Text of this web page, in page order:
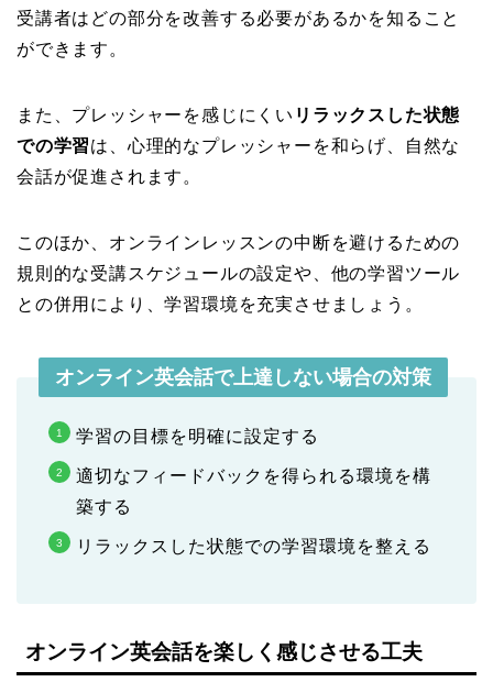
受講者はどの部分を改善する必要があるかを知ること
ができます。
また、プレッシャーを感じにくい リラックスした状態
での学習は、心理的なプレッシャーを和らげ、自然な
会話が促進されます。
このほか、オンラインレッスンの中断を避けるための
規則的な受講スケジュールの設定や、他の学習ツール
との併用により、学習環境を充実させましょう。
オンライン英会話で上達しない場合の対策
学習の目標を明確に設定する
適切なフィードバックを得られる環境を構
築する
リラックスした状態での学習環境を整える
オンライン英会話を楽しく感じさせる工夫